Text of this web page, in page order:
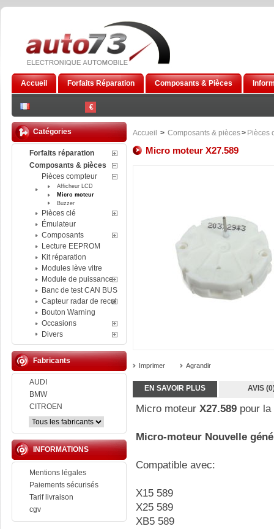
€
Accueil Forfaits Réparation Composants & Pièces
Catégories
Forfaits réparation
Composants & pièces
Pièces compteur
Afficheur LCD
Micro moteur
Buzzer
Pièces clé
Émulateur
Composants
Lecture EEPROM
Kit réparation
Modules lève vitre
Module de puissance
Banc de test CAN BUS
Capteur radar de recul
Bouton Warning
Occasions
Divers
Fabricants
AUDI
BMW
CITROEN
INFORMATIONS
Mentions légales
Paiements sécurisés
Tarif livraison
cgv
Accueil > Composants & pièces> Pièces
Micro moteur X27.589
Imprimer Agrandir
EN SAVOIR PLUS AVIS
Micro moteur X27.589 pour
Micro-moteur Nouvelle
Compatible avec:
X15 589
X25 589
XB5 589